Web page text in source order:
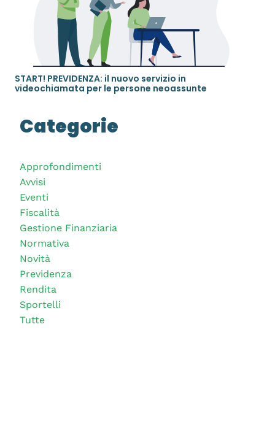
START! PREVIDENZA: il nuovo servizio in
videochiamata per le persone neoassunte
Categorie
Approfondimenti
Avvisi
Eventi
Fiscalità
Gestione Finanziaria
Normativa
Novità
Previdenza
Rendita
Sportelli
Tutte